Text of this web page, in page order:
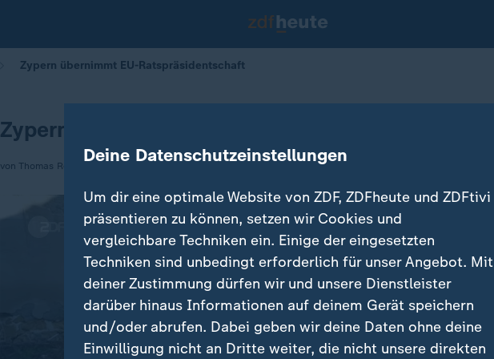
Zypern übernimmt EU-Ratspräsidentschaft
Zypern übernimmt EU-Ratspräsidentschaft
von Thomas ReichartDeine Datenschutzeinstellungen
Um dir eine optimale Website von ZDF, ZDFheute und ZDFtivi
präsentieren zu können, setzen wir Cookies und
vergleichbare Techniken ein. Einige der eingesetzten
Techniken sind unbedingt erforderlich für unser Angebot. Mit
deiner Zustimmung dürfen wir und unsere Dienstleister
darüber hinaus Informationen auf deinem Gerät speichern
und/oder abrufen. Dabei geben wir deine Daten ohne deine
Einwilligung nicht an Dritte weiter, die nicht unsere direkten